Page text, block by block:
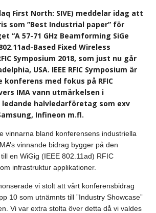
First North: SIVE) meddelar idag att
som ”Best Industrial paper” för
“A 57-71 GHz Beamforming SiGe
Based Fixed Wireless
Symposium 2018, som just nu går
USA. IEEE RFIC Symposium är
konferens med fokus på RFIC
IMA vann utmärkelsen i
halvledarföretag som exv
Infineon m.fl.
vinnarna bland konferensens industriella
vinnande bidrag bygger på den
en WiGig (IEEE 802.11ad) RFIC
infrastruktur applikationer.
vi stolt att vårt konferensbidrag
10 som utnämnts till ”Industry Showcase”
Vi var extra stolta över detta då vi valdes